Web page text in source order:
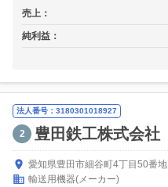
売上：
純利益：
法人番号：3180301018927
2 豊田鉄工株式会社
愛知県豊田市細谷町4丁目50番地
輸送用機器(メーカー)